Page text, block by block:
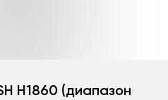
H1860 (диапазон